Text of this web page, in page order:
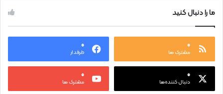
ما را دنبال کنید
۰
مشترک ها
۰
طرفدار
۰
دنبال کننده‌ها
۰
مشترک ها